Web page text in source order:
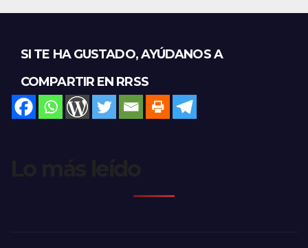
SI TE HA GUSTADO, AYÚDANOS A
COMPARTIR EN RRSS